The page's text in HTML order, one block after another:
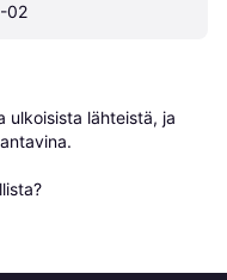
02
ulkoisista lähteistä, ja